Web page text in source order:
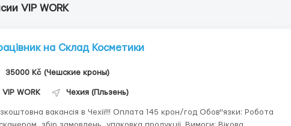
VIP WORK
на Склад Косметики
35000 Kč (Чешские кроны)
VIP WORK Чехия (Пльзень)
вакансія в Чехії!!! Оплата 145 крон/год Обов"язки: Робота